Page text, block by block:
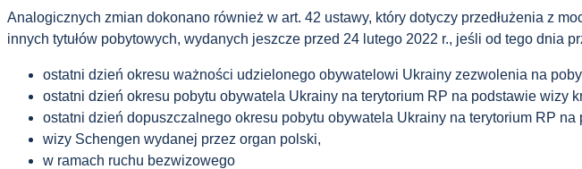
Analogicznych zmian dokonano również w art. 42 ustawy, który dotyczy przedłużenia z
innych tytułów pobytowych, wydanych jeszcze przed 24 lutego 2022 r., jeśli od tego dnia
ostatni dzień okresu ważności udzielonego obywatelowi Ukrainy zezwolenia na
ostatni dzień okresu pobytu obywatela Ukrainy na terytorium RP na podstawie wizy
ostatni dzień dopuszczalnego okresu pobytu obywatela Ukrainy na terytorium RP na
wizy Schengen wydanej przez organ polski,
w ramach ruchu bezwizowego